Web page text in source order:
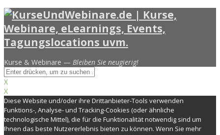
Kurse & Webinare — Bleiben Sie neugierig!
X
X
Diese Website und/oder ihre Drittanbieter-Tools verwenden
Funktions-, Analyse- und Tracking-Cookies (oder ähnliche
technologische Mittel), die für die Funktionalität notwendig sind um
Ihnen das beste Nutzererlebnis bieten zu können. Wenn Sie mehr